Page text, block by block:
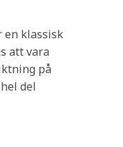
en klassisk
att vara
på
del